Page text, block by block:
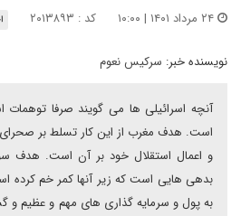
کد : ۲۰۱۳۸۹۳
نویسنده خبر: سرکیس نعوم
آنچه اسرائیلی ها می گویند صرفا
است. هدف مغرب از این کار تسلط بر
و اعمال استقلال خود بر آن است. هدف
بدهی هایی است که زیر آنها کمر خم
به پول و سرمایه گذاری های مهم و عظیم